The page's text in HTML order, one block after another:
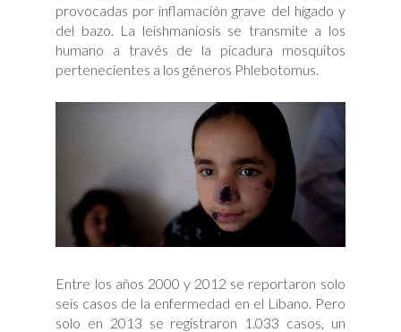
provocadas por inflamación grave del hígado y
del bazo. La leishmaniosis se transmite a los
humano a través de la picadura mosquitos
pertenecientes a los géneros Phlebotomus.
Entre los años 2000 y 2012 se reportaron solo
seis casos de la enfermedad en el Líbano. Pero
solo en 2013 se registraron 1.033 casos, un